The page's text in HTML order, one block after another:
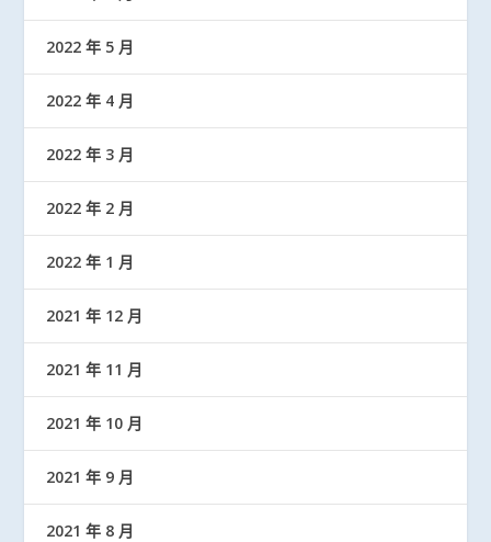
2022 年 5 月
2022 年 4 月
2022 年 3 月
2022 年 2 月
2022 年 1 月
2021 年 12 月
2021 年 11 月
2021 年 10 月
2021 年 9 月
2021 年 8 月